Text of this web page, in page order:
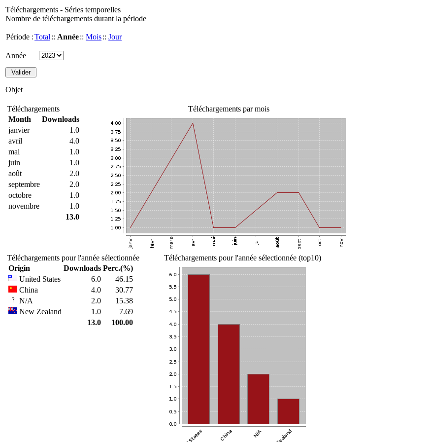
Téléchargements - Séries temporelles
Nombre de téléchargements durant la période
Période :Total :: Année:: Mois:: Jour
Année
Objet
Téléchargements
Month
Downloads
janvier
1.0
avril
4.0
mai
1.0
juin
1.0
août
2.0
septembre
2.0
octobre
1.0
novembre
1.0
13.0
Téléchargements par mois
Téléchargements pour l'année sélectionnée
Origin
Downloads Perc.(%)
United States
6.0
46.15
China
4.0
30.77
N/A
2.0
15.38
New Zealand
1.0
7.69
13.0
100.00
Téléchargements pour l'année sélectionnée (top10)